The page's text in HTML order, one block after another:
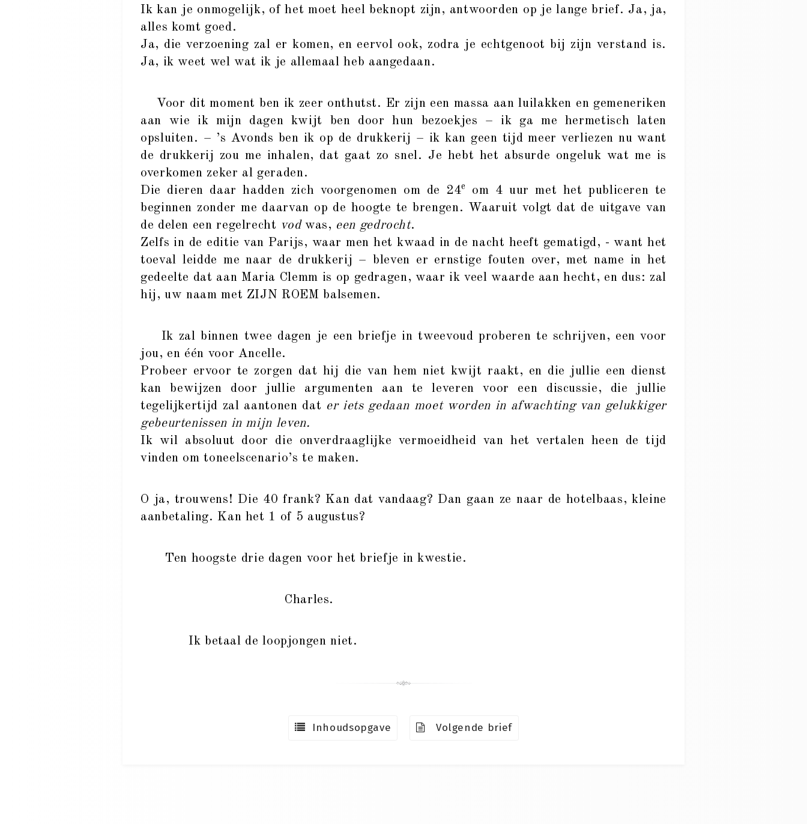
Ik kan je onmogelijk, of het moet heel beknopt zijn, antwoorden op je lange brief. Ja, ja,
alles komt goed.
Ja, die verzoening zal er komen, en eervol ook, zodra je echtgenoot bij zijn verstand is.
Ja, ik weet wel wat ik je allemaal heb aangedaan.
Voor dit moment ben ik zeer onthutst. Er zijn een massa aan luilakken en gemeneriken
aan wie ik mijn dagen kwijt ben door hun bezoekjes – ik ga me hermetisch laten
opsluiten. – ’s Avonds ben ik op de drukkerij – ik kan geen tijd meer verliezen nu want
de drukkerij zou me inhalen, dat gaat zo snel. Je hebt het absurde ongeluk wat me is
overkomen zeker al geraden.
Die dieren daar hadden zich voorgenomen om de 24e
om 4 uur met het publiceren te
beginnen zonder me daarvan op de hoogte te brengen. Waaruit volgt dat de uitgave van
de delen een regelrecht vodwas, een gedrocht.
Zelfs in de editie van Parijs, waar men het kwaad in de nacht heeft gematigd, - want het
toeval leidde me naar de drukkerij – bleven er ernstige fouten over, met name in het
gedeelte dat aan Maria Clemm is op gedragen, waar ik veel waarde aan hecht, en dus: zal
hij, uw naam met ZIJN ROEM balsemen.
Ik zal binnen twee dagen je een briefje in tweevoud proberen te schrijven, een voor
jou, en één voor Ancelle.
Probeer ervoor te zorgen dat hij die van hem niet kwijt raakt, en die jullie een dienst
kan bewijzen door jullie argumenten aan te leveren voor een discussie, die jullie
tegelijkertijd zal aantonen dat er iets gedaan moet worden in afwachting van gelukkiger
gebeurtenissen in mijn leven.
Ik wil absoluut door die onverdraaglijke vermoeidheid van het vertalen heen de tijd
vinden om toneelscenario’s te maken.
O ja, trouwens! Die 40 frank? Kan dat vandaag? Dan gaan ze naar de hotelbaas, kleine
aanbetaling. Kan het 1 of 5 augustus?
Ten hoogste drie dagen voor het briefje in kwestie.
Charles.
Ik betaal de loopjongen niet.
Inhoudsopgave Volgende brief